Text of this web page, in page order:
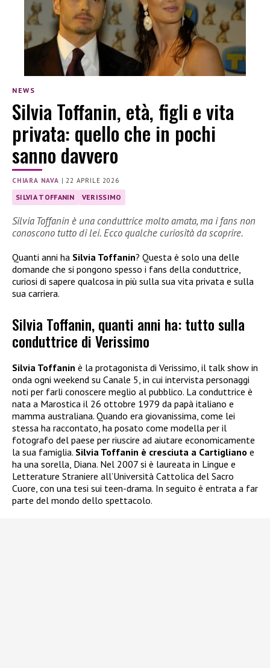
NEWS
Silvia Toffanin, età, figli e vita
privata: quello che in pochi
sanno davvero
CHIARA NAVA | 22 APRILE 2026
SILVIA TOFFANIN VERISSIMO
Silvia Toffanin è una conduttrice molto amata, ma i fans non
conoscono tutto di lei. Ecco qualche curiosità da scoprire.
Quanti anni ha Silvia Toffanin? Questa è solo una delle
domande che si pongono spesso i fans della conduttrice,
curiosi di sapere qualcosa in più sulla sua vita privata e sulla
sua carriera.
Silvia Toffanin, quanti anni ha: tutto sulla
conduttrice di Verissimo
Silvia Toffanin è la protagonista di Verissimo, il talk show in
onda ogni weekend su Canale 5, in cui intervista personaggi
noti per farli conoscere meglio al pubblico. La conduttrice è
nata a Marostica il 26 ottobre 1979 da papà italiano e
mamma australiana. Quando era giovanissima, come lei
stessa ha raccontato, ha posato come modella per il
fotografo del paese per riuscire ad aiutare economicamente
la sua famiglia. Silvia Toffanin è cresciuta a Cartigliano e
ha una sorella, Diana. Nel 2007 si è laureata in Lingue e
Letterature Straniere all’Università Cattolica del Sacro
Cuore, con una tesi sui teen-drama. In seguito è entrata a far
parte del mondo dello spettacolo.